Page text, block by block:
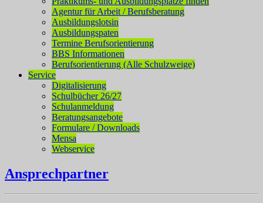
Agentur für Arbeit / Berufsberatung
Ausbildungslotsin
Ausbildungspaten
Termine Berufsorientierung
BBS Informationen
Berufsorientierung (Alle Schulzweige)
Service
Digitalisierung
Schulbücher 26/27
Schulanmeldung
Beratungsangebote
Formulare / Downloads
Mensa
Webservice
Ansprechpartner